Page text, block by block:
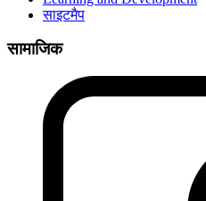
साइटमैप
सामाजिक